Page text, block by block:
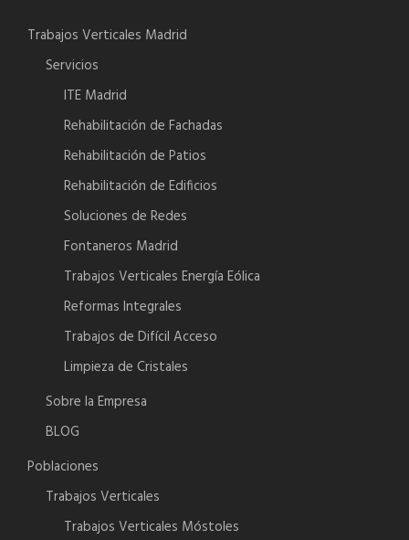
Trabajos Verticales Madrid
Servicios
ITE Madrid
Rehabilitación de Fachadas
Rehabilitación de Patios
Rehabilitación de Edificios
Soluciones de Redes
Fontaneros Madrid
Trabajos Verticales Energía Eólica
Reformas Integrales
Trabajos de Difícil Acceso
Limpieza de Cristales
Sobre la Empresa
BLOG
Poblaciones
Trabajos Verticales
Trabajos Verticales Móstoles